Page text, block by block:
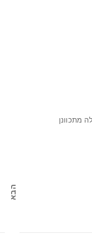
הבא